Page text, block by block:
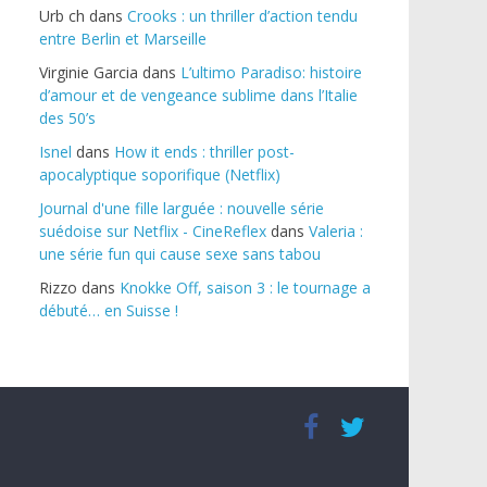
Urb ch dans Crooks : un thriller d’action tendu
entre Berlin et Marseille
Virginie Garcia dans L’ultimo Paradiso: histoire
d’amour et de vengeance sublime dans l’Italie
des 50’s
Isnel dans How it ends : thriller post-
apocalyptique soporifique (Netflix)
Journal d'une fille larguée : nouvelle série
suédoise sur Netflix - CineReflex dans Valeria :
une série fun qui cause sexe sans tabou
Rizzo dans Knokke Off, saison 3 : le tournage a
débuté… en Suisse !